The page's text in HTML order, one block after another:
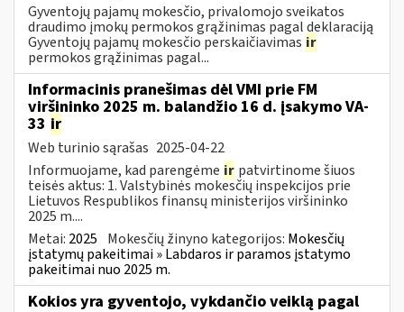
Gyventojų pajamų mokesčio, privalomojo sveikatos
draudimo įmokų permokos grąžinimas pagal deklaraciją
Gyventojų pajamų mokesčio perskaičiavimas ir
permokos grąžinimas pagal...
Informacinis pranešimas dėl VMI prie FM
viršininko 2025 m. balandžio 16 d. įsakymo VA-
33 ir
Web turinio sąrašas 2025-04-22
Informuojame, kad parengėme ir patvirtinome šiuos
teisės aktus: 1. Valstybinės mokesčių inspekcijos prie
Lietuvos Respublikos finansų ministerijos viršininko
2025 m....
Metai: 2025 Mokesčių žinyno kategorijos: Mokesčių
įstatymų pakeitimai » Labdaros ir paramos įstatymo
pakeitimai nuo 2025 m.
Kokios yra gyventojo, vykdančio veiklą pagal